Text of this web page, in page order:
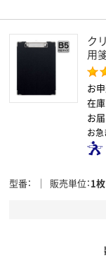
ク
用
お
在庫
お届
お急
型番 販売単位 1枚